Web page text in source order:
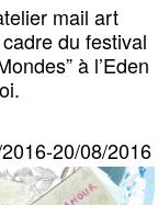
mail art
du festival
à l’Eden
BE
20/08/